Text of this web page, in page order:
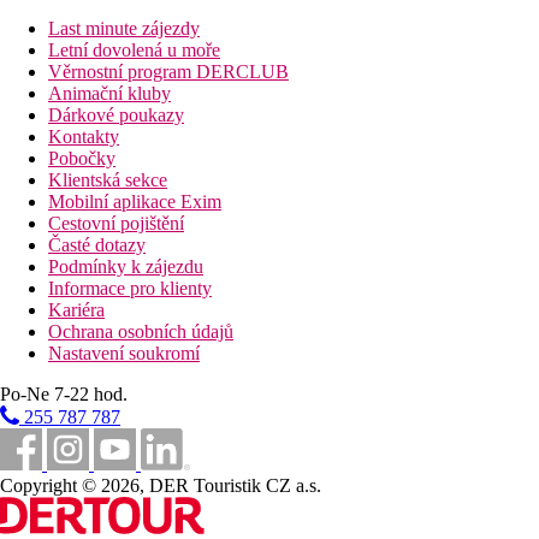
Wellness
Zdarma: římské lázně, SPA okruh, bazén, vířivky, pára
Za poplatek: masáže a procedury
Pro handicapované
Dvoulůžkový handicap pokoj na vyžádání dle dostupnosti.
Internet
Zdarma:WiFi v areálu hotelu
Web
https://www.bullhotels.com/en/bull-vital-suites-and-spa
Oficiální kategorie
Poznámka
Oficiální třída: ****
Vzdálenosti
Last minute zájezdy
Letní dovolená u moře
Věrnostní program DERCLUB
Animační kluby
Dárkové poukazy
Kontakty
Pobočky
Klientská sekce
Mobilní aplikace Exim
Cestovní pojištění
Časté dotazy
Podmínky k zájezdu
Informace pro klienty
Kariéra
Ochrana osobních údajů
Nastavení soukromí
Po-Ne 7-22 hod.
255 787 787
Copyright © 2026, DER Touristik CZ a.s.